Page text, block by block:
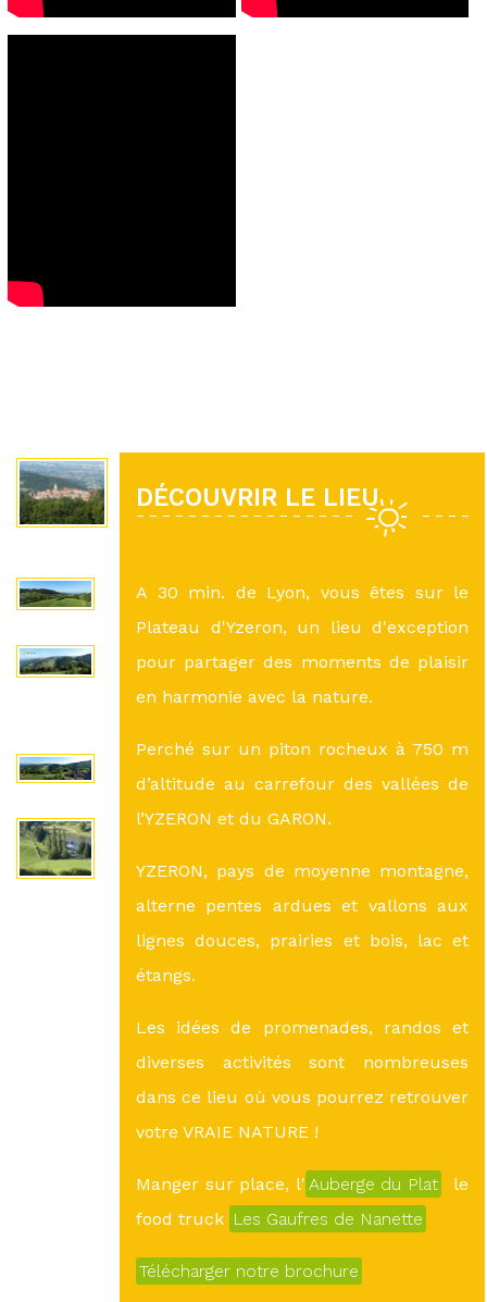
DÉCOUVRIR LE LIEU
A 30 min. de Lyon, vous êtes sur le
Plateau d'Yzeron, un lieu d'exception
pour partager des moments de plaisir
en harmonie avec la nature.
Perché sur un piton rocheux à 750 m
d’altitude au carrefour des vallées de
l’YZERON et du GARON.
YZERON, pays de moyenne montagne,
alterne pentes ardues et vallons aux
lignes douces, prairies et bois, lac et
étangs.
Les idées de promenades, randos et
diverses activités sont nombreuses
dans ce lieu où vous pourrez retrouver
votre VRAIE NATURE !
Manger sur place, l' Auberge du Plat
le
food truck Les Gaufres de Nanette
Télécharger notre brochure